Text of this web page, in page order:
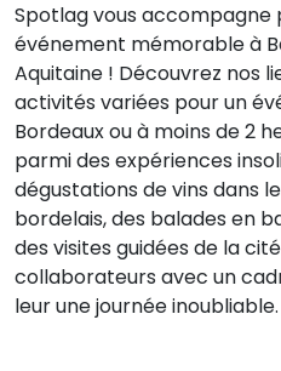
Spotlag vous accompagne
événement mémorable à
Aquitaine ! Découvrez nos
activités variées pour un
Bordeaux ou à moins de 2
parmi des expériences
dégustations de vins dans
bordelais, des balades en
des visites guidées de la
collaborateurs avec un
leur une journée inoubliable.